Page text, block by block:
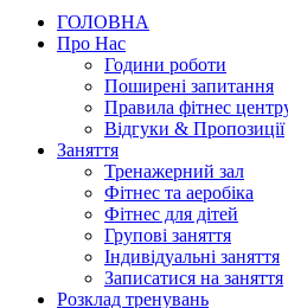
ГОЛОВНА
Про Нас
Години роботи
Поширені запитання
Правила фітнес
Відгуки & Пропозиції
Заняття
Тренажерний зал
Фітнес та аеробіка
Фітнес для дітей
Групові заняття
Індивідуальні заняття
Записатися на заняття
Розклад тренувань